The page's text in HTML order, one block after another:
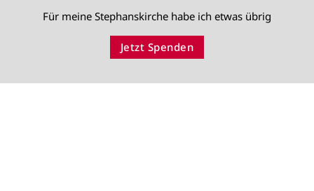
Für meine Stephanskirche habe ich etwas übrig
Jetzt Spenden